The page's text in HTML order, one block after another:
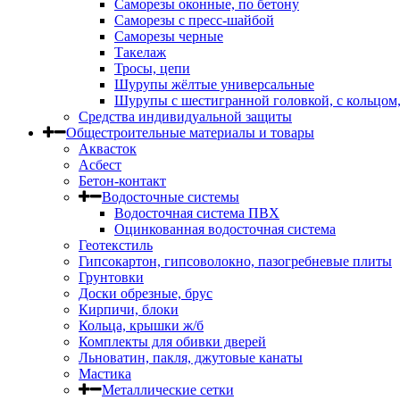
Саморезы оконные, по бетону
Саморезы с пресс-шайбой
Саморезы черные
Такелаж
Тросы, цепи
Шурупы жёлтые универсальные
Шурупы с шестигранной головкой, с
Средства индивидуальной защиты
Общестроительные материалы и товары
Аквасток
Асбест
Бетон-контакт
Водосточные системы
Водосточная система ПВХ
Оцинкованная водосточная система
Геотекстиль
Гипсокартон, гипсоволокно, пазогребневые плиты
Грунтовки
Доски обрезные, брус
Кирпичи, блоки
Кольца, крышки ж/б
Комплекты для обивки дверей
Льноватин, пакля, джутовые канаты
Мастика
Металлические сетки